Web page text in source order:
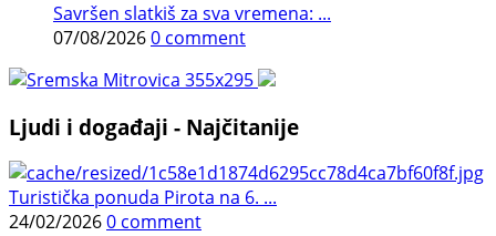
Savršen slatkiš za sva vremena: ...
07/08/20260 comment
Ljudi i događaji - Najčitanije
Turistička ponuda Pirota na 6. ...
24/02/20260 comment